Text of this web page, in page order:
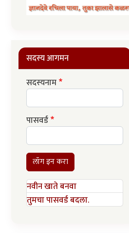
सदस्य आगमन
सदस्यनाम
पासवर्ड
लॉग इन करा
नवीन खाते बनवा
तुमचा पासवर्ड बदला.